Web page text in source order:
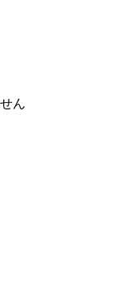
ん